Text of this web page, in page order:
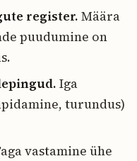
register. Määra
puudumine on
Iga
turundus)
vastamine ühe